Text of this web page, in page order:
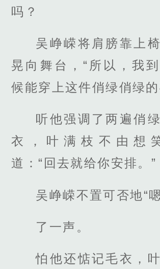
吗？
吴峥嵘将肩膀靠上
晃向舞台，“所以，我
候能穿上这件俏绿俏绿的
听他强调了两遍俏
衣，叶满枝不由想
道：“回去就给你安排。”
吴峥嵘不置可否地“
了一声。
怕他还惦记毛衣，